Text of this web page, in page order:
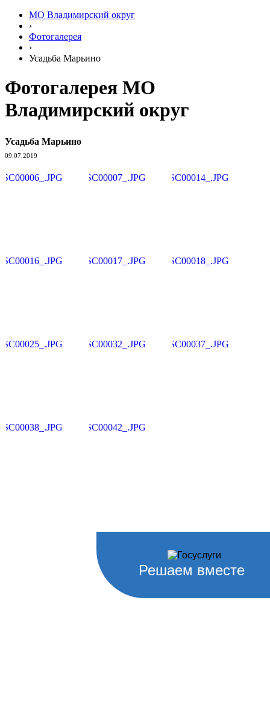
МО Владимирский округ
›
Фотогалерея
›
Усадьба Марьино
Фотогалерея МО
Владимирский округ
Усадьба Марьино
09.07.2019
Решаем вместе